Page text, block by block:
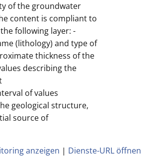
of the groundwater
content is compliant to
following layer: -
(lithology) and type of
thickness of the
describing the
of values
geological structure,
source of
anzeigen | Dienste-URL öffnen